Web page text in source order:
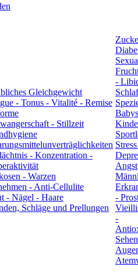
Gleichgewicht
- Tonus - Vitalité - Remise
- Stillzeit
- Konzentration -
- Warzen
- Anti-Cellulite
- Nägel - Haare
Schläge und Prellungen
-
Angst
-
-